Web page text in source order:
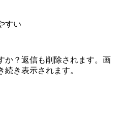
すい
か？返信も削除されます。画
き表示されます。